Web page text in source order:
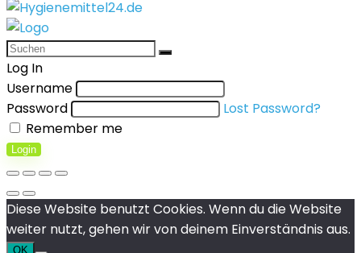
Log In
Username
Password
Lost Password?
Remember me
Login
Diese Website benutzt Cookies. Wenn du die Website
weiter nutzt, gehen wir von deinem Einverständnis aus.
OK